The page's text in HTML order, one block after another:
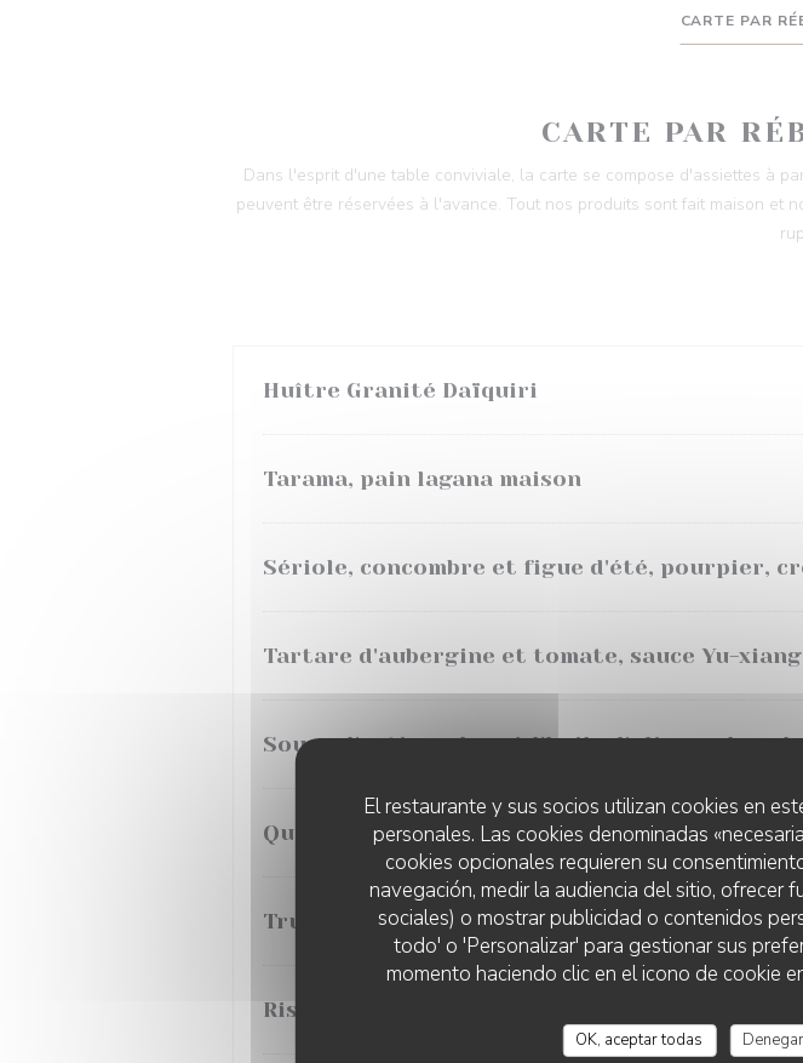
El restaurante y sus socios utilizan cookies en
personales. Las cookies denominadas
cookies opcionales requieren su
navegación, medir la audiencia del sitio, ofrecer
sociales) o mostrar publicidad o contenidos
todo' o 'Personalizar' para gestionar sus
momento haciendo clic en el icono de cookie
OK, aceptar todas
CARTE PAR
CARTE PAR
Dans l'esprit d'une table conviviale, la carte se compose d'assiettes à
peuvent être réservées à l'avance. Tout nos produits sont fait maison
Huître Granité Daïquiri
Tarama, pain lagana maison
Sériole, concombre et figue d'été, pourpier,
Tartare d'aubergine et tomate, sauce Yu-
Soupe d'orties, glace à l'huile d'olive,
Quenelle, fumet réduit, jus de volaille et
Truite de Banka, myrtilles lacto fermentées,
Ris de veau, crème d'acacia, jus corsé et petit